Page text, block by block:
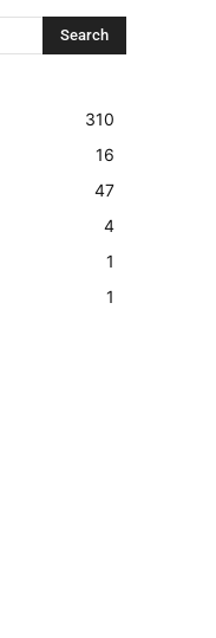
Search
310
16
47
4
1
1